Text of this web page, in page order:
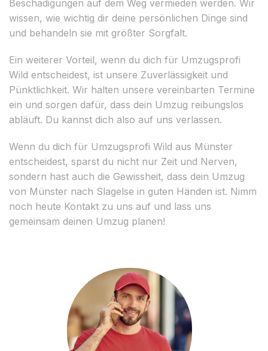
Beschädigungen auf dem Weg vermieden werden. Wir
wissen, wie wichtig dir deine persönlichen Dinge sind
und behandeln sie mit größter Sorgfalt.
Ein weiterer Vorteil, wenn du dich für Umzugsprofi
Wild entscheidest, ist unsere Zuverlässigkeit und
Pünktlichkeit. Wir halten unsere vereinbarten Termine
ein und sorgen dafür, dass dein Umzug reibungslos
abläuft. Du kannst dich also auf uns verlassen.
Wenn du dich für Umzugsprofi Wild aus Münster
entscheidest, sparst du nicht nur Zeit und Nerven,
sondern hast auch die Gewissheit, dass dein Umzug
von Münster nach Slagelse in guten Händen ist. Nimm
noch heute Kontakt zu uns auf und lass uns
gemeinsam deinen Umzug planen!